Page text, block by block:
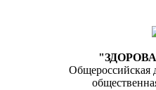
Общероссийская